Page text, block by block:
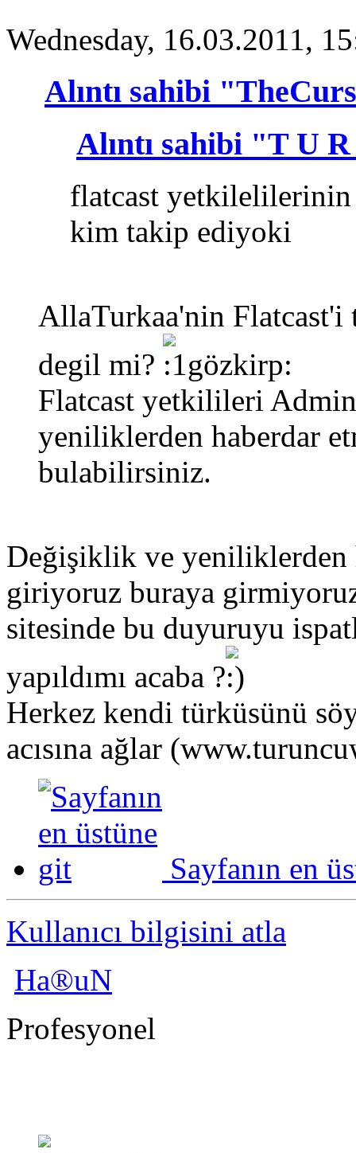
Wednesday, 16.03.2011,
Alıntı sahibi
Alıntı sahibi "T U
flatcast yetkilelilerinin
kim takip ediyoki
AllaTurkaa'nin
degil mi?
Flatcast yetkilileri
yeniliklerden haberdar
bulabilirsiniz.
Değişiklik ve yeniliklerden
giriyoruz buraya
sitesinde bu duyuruyu
yapıldımı acaba ?
Herkez kendi türküsünü
acısına ağlar
Sayfanın en
Kullanıcı bilgisini atla
Ha®uN
Profesyonel